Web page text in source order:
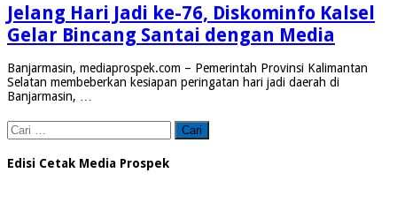
Jelang Hari Jadi ke-76, Diskominfo Kalsel
Gelar Bincang Santai dengan Media
Banjarmasin, mediaprospek.com – Pemerintah Provinsi Kalimantan
Selatan membeberkan kesiapan peringatan hari jadi daerah di
Banjarmasin, …
Cari
untuk:
Edisi Cetak Media Prospek